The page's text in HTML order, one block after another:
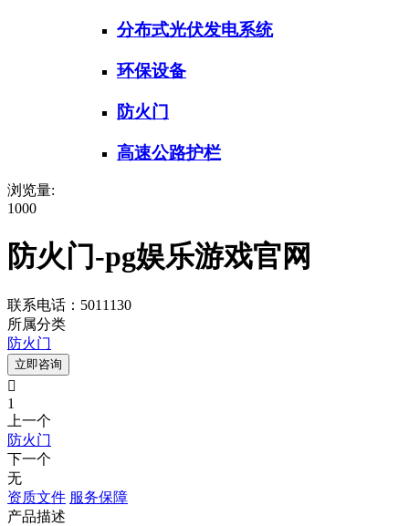
分布式光伏发电系统
环保设备
防火门
高速公路护栏
浏览量:
1000
防火门-pg娱乐游戏官网
联系电话：5011130
所属分类
防火门
立即咨询

1
上一个
防火门
下一个
无
资质文件 服务保障
产品描述